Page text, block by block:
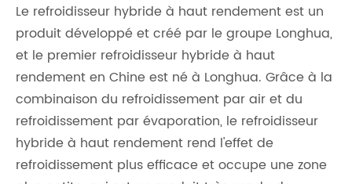
Le refroidisseur hybride à haut rendement est un
produit développé et créé par le groupe Longhua,
et le premier refroidisseur hybride à haut
rendement en Chine est né à Longhua. Grâce à la
combinaison du refroidissement par air et du
refroidissement par évaporation, le refroidisseur
hybride à haut rendement rend l'effet de
refroidissement plus efficace et occupe une zone